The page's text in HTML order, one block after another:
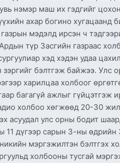
нэмэр маш их гэдгийг
ахар богино
мэдэлд ирсэн ч
түр Засгийн газраас
хэд хэдэн удаа
бэлтгэж байжээ. Улс
харилцаа холбоог
багагүй ажлыг гүйцэтгэж
холбоо хөгжөөд 20-30
асуудал улс орны бодит
11 дүгээр сарын 3-ны
мэргэжилтэн бэлтгэх
холбооны тусгай